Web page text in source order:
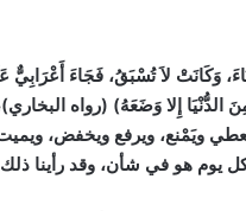
لاَ تُسْبَقُ، فَجَاءَ أَعْرَابِيٌّ
إِلا وَضَعَهُ) (رواه البخاري)
ويَمْنع، ويرفع ويخفض،
يوم هو في شأن، وقد رأينا